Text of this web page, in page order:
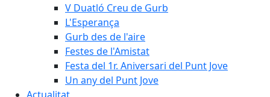
V Duatló Creu de Gurb
L'Esperança
Gurb des de l'aire
Festes de l'Amistat
Festa del 1r. Aniversari del Punt Jove
Un any del Punt Jove